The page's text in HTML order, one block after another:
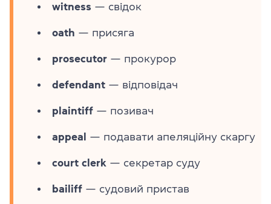
witness — свідок
oath — присяга
prosecutor — прокурор
defendant — відповідач
plaintiff — позивач
appeal — подавати апеляційну скаргу
court clerk — секретар суду
bailiff — судовий пристав